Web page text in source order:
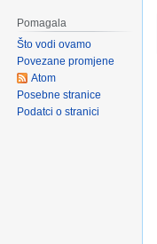
Pomagala
Što vodi ovamo
Povezane promjene
Atom
Posebne stranice
Podatci o stranici